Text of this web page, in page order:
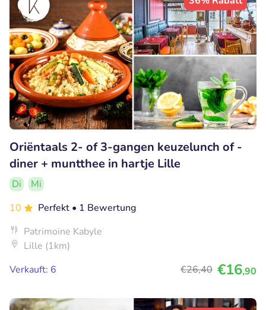
Oriëntaals 2- of 3-gangen keuzelunch of -
diner + muntthee in hartje Lille
Di
Mi
10
Perfekt • 1 Bewertung
Patrimoine Kabyle
Lille (1km)
Verkauft: 6
€26,40 €16,90